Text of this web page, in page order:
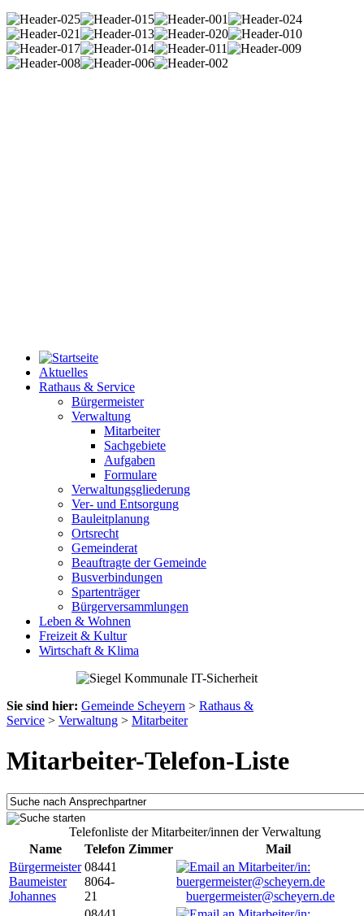
Aktuelles
Rathaus & Service
Bürgermeister
Verwaltung
Mitarbeiter
Sachgebiete
Aufgaben
Formulare
Verwaltungsgliederung
Ver- und Entsorgung
Bauleitplanung
Ortsrecht
Gemeinderat
Beauftragte der Gemeinde
Busverbindungen
Spartenträger
Bürgerversammlungen
Leben & Wohnen
Freizeit & Kultur
Wirtschaft & Klima
Sie sind hier: Gemeinde Scheyern > Rathaus &
Service > Verwaltung > Mitarbeiter
Mitarbeiter-Telefon-Liste
Telefonliste der Mitarbeiter/innen der Verwaltung
Name
Telefon Zimmer
Mail
Bürgermeister
Baumeister
Johannes
08441
8064-
21
buergermeister@scheyern.de